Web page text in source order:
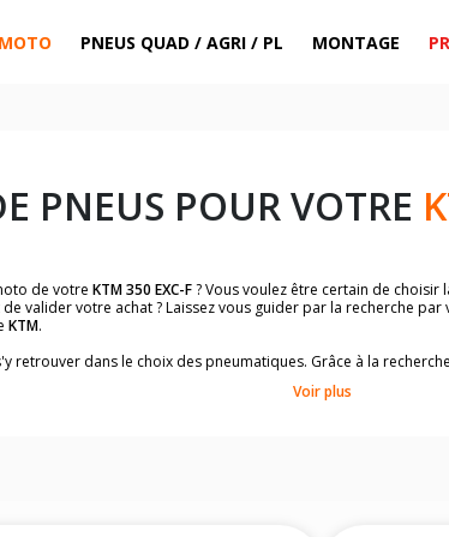
PNEUS QUAD / AGRI / PL MONTAGE
PNEUS POUR VOTRE
de votre KTM 350 EXC-F? Vous voulez être certain de choisir
de valider votre achat ? Laissez vous guider par la recherche
KTM.
retrouver dans le choix des pneumatiques. Grâce à la
les dimensions de vos pneus ? Ces informations sont
Voir plus